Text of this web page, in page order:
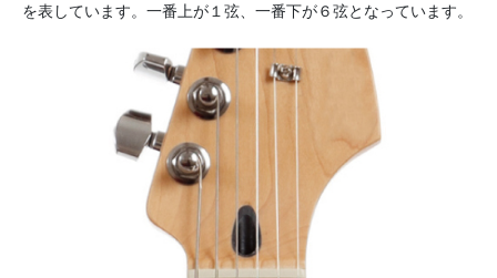
を表しています。一番上が１弦、一番下が６弦となっています。